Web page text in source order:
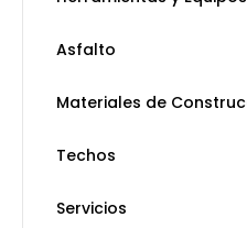
Asfalto
Materiales de
Techos
Servicios